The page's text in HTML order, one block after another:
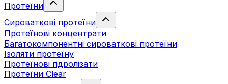
Протеїни
Сироваткові протеїни
Протеїнові концентрати
Багатокомпонентні сироваткові протеїни
Ізоляти протеїну
Протеїнові гідролізати
Протеїни Clear